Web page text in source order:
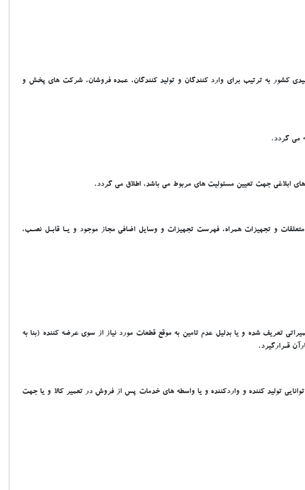
کشور به ترتيب براي وارد کنندگان و توليد کنندگان، عمده فروشان، شرکت هاي پخش و
مي گردد.
ابلاغي جهت تعيين مسئوليت هاي مربوط مي باشد، اطلاق مي گردد.
و تجهيزات همراه، فهرست تجهيزات و وسايل اضافي مجاز موجود و يـا قابـل نصـب،
تعريف شده و يا بدليل عدم تامين به موقع قطعات مورد نياز از سوي عرضه کننده (بنا به
قـرارگيرد.
توليد کننده و واردکننده و يا واسطه هاي خدمات پس از فروش در تعمير کالا و يا جهت